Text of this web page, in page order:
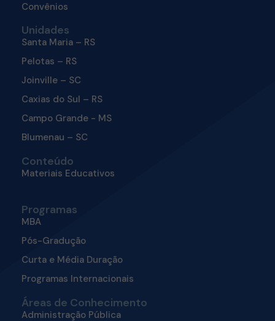
Convênios
Unidades
Santa Maria – RS
Pelotas – RS
Joinville – SC
Caxias do Sul – RS
Campo Grande - MS
Blumenau – SC
Conteúdo
Materiais Educativos
Programas
MBA
Pós-Gradução
Curta e Média Duração
Programas Internacionais
Áreas de Conhecimento
Administração Pública